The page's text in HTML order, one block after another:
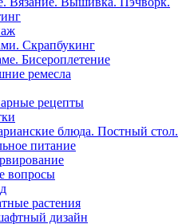
Скрапбукинг
Бисероплетение
ремесла
рецепты
блюда. Постный стол.
питание
вопросы
растения
дизайн